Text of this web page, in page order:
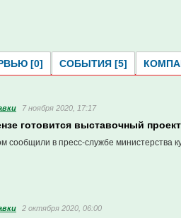
[0] СОБЫТИЯ [5]
7 ноября 2020, 17:17
готовится выставочный
сообщили в пресс-службе министерства
2 октября 2020, 06:00